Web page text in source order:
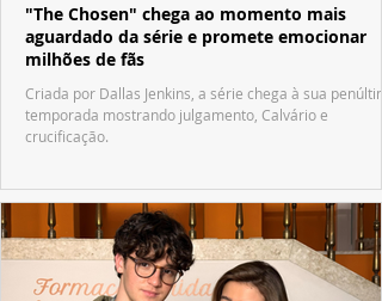
"The Chosen" chega ao momento mais
aguardado da série e promete emocionar
milhões de fãs
Criada por Dallas Jenkins, a série chega à sua
temporada mostrando julgamento, Calvário e
crucificação.